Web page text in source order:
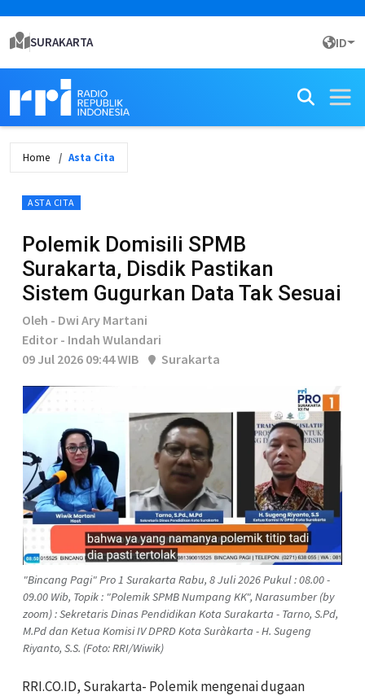
SURAKARTA ID
Home Asta Cita
ASTA CITA
Polemik Domisili SPMB
Surakarta, Disdik Pastikan
Sistem Gugurkan Data Tak Sesuai
Oleh - Dwi Ary Martani
Editor - Indah Wulandari
09 Jul 2026 09:44 WIB
Surakarta
"Bincang Pagi" Pro 1 Surakarta Rabu, 8 Juli 2026 Pukul : 08.00 -
09.00 Wib, Topik : "Polemik SPMB Numpang KK", Narasumber (by
zoom) : Sekretaris Dinas Pendidikan Kota Surakarta - Tarno, S.Pd,
M.Pd dan Ketua Komisi IV DPRD Kota Suràkarta - H. Sugeng
Riyanto, S.S. (Foto: RRI/Wiwik)
RRI.CO.ID, Surakarta- Polemik mengenai dugaan